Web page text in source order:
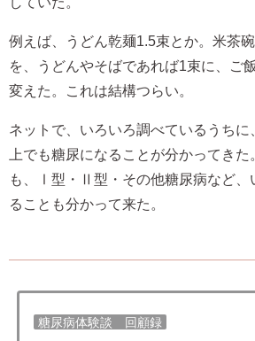
例えば、うどん乾麺1.5束とか。米茶
を、うどんやそばであれば1束に、ご
変えた。これは結構つらい。
ネットで、いろいろ調べているうちに
上でも糖尿になることが分かってき
も、Ⅰ型・Ⅱ型・その他糖尿病など、
ることも分かって来た。
糖尿病体験談 回顧録